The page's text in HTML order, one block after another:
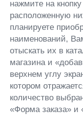
нажмите на
расположенную
планируете
наименований,
отыскать их в
магазина и
верхнем углу
котором
количество
«Форма заказа» и